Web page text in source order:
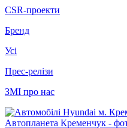
CSR-проекти
Бренд
Усі
Прес-релізи
ЗМІ про нас